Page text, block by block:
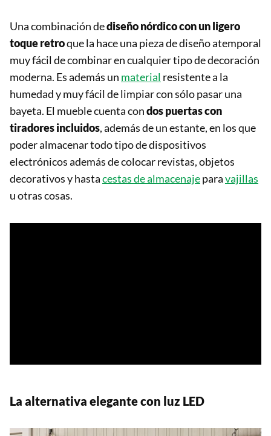
Una combinación dediseño nórdico con un ligero
toque retroque la hace una pieza de diseño atemporal
muy fácil de combinar en cualquier tipo de decoración
moderna. Es además un material resistente a la
humedad y muy fácil de limpiar con sólo pasar una
bayeta. El mueble cuenta condos puertas con
tiradores incluidos, además de un estante, en los que
poder almacenar todo tipo de dispositivos
electrónicos además de colocar revistas, objetos
decorativos y hastacestas de almacenajeparavajillas
u otras cosas.
La alternativa elegante con luz LED